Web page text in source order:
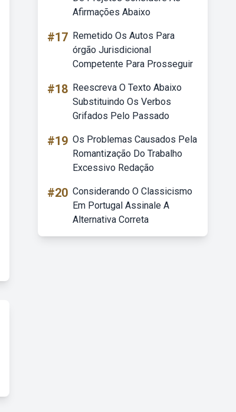
Afirmações Abaixo
#17 Remetido Os Autos Para
órgão Jurisdicional
Competente Para Prosseguir
#18 Reescreva O Texto Abaixo
Substituindo Os Verbos
Grifados Pelo Passado
#19 Os Problemas Causados Pela
Romantização Do Trabalho
Excessivo Redação
#20 Considerando O Classicismo
Em Portugal Assinale A
Alternativa Correta